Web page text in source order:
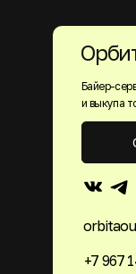
Байер-
и выкупа
+7 967